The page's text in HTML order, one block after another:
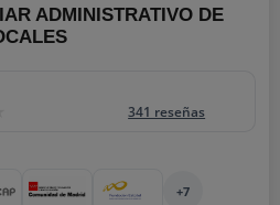
ADMINISTRATIVO DE
341 reseñas
+7